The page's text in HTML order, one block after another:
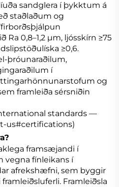
sandglera í þykktum á
staðlaðum og
0,8–1,2 μm, ljósskírn ≥75
≥0,6.
þróunaraðilum,
í
og
framleiða sérsniðin
standards —
us#certifications)
framsæjandi í
vegna fínleikans í
afrekshæfni, sem byggir
Framleiðsla